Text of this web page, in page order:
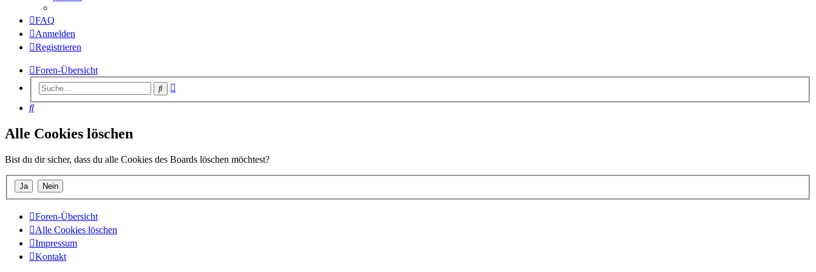
FAQ
Anmelden
Registrieren
Foren-Übersicht
Suche
Suche
Alle Cookies löschen
Bist du dir sicher, dass du alle Cookies des Boards löschen möchtest?
Foren-Übersicht
Alle Cookies löschen
Impressum
Kontakt